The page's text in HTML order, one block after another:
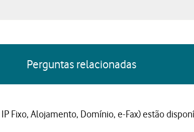
Perguntas relacionadas
Fixo, Alojamento, Domínio, e-Fax) estão